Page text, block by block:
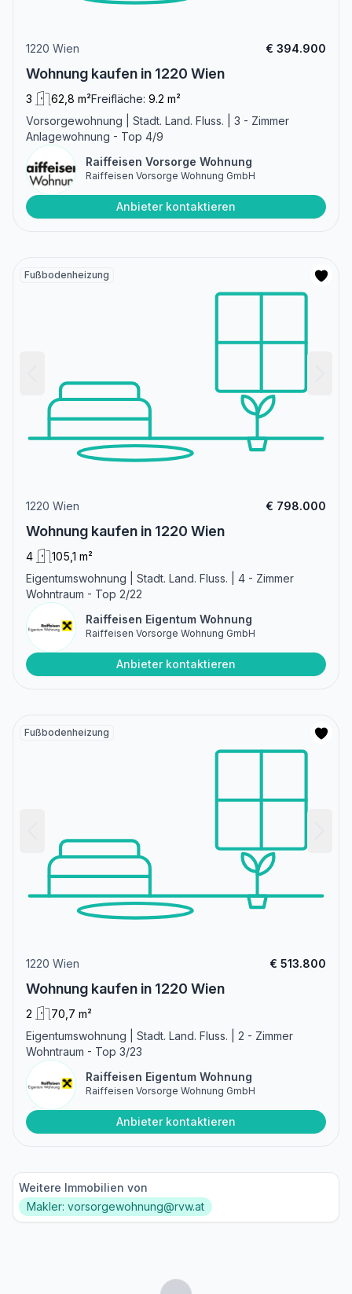
1220 Wien € 394.900
Wohnung kaufen in 1220 Wien
3 62,8 m²Freifläche: 9.2 m²
Vorsorgewohnung | Stadt. Land. Fluss. | 3 - Zimmer
Anlagewohnung - Top 4/9
Raiffeisen Vorsorge Wohnung
Raiffeisen Vorsorge Wohnung GmbH
Anbieter kontaktieren
Fußbodenheizung
1220 Wien € 798.000
Wohnung kaufen in 1220 Wien
4
105,1 m²
Eigentumswohnung | Stadt. Land. Fluss. | 4 - Zimmer
Wohntraum - Top 2/22
Raiffeisen Eigentum Wohnung
Raiffeisen Vorsorge Wohnung GmbH
Anbieter kontaktieren
Fußbodenheizung
1220 Wien € 513.800
Wohnung kaufen in 1220 Wien
2
70,7 m²
Eigentumswohnung | Stadt. Land. Fluss. | 2 - Zimmer
Wohntraum - Top 3/23
Raiffeisen Eigentum Wohnung
Raiffeisen Vorsorge Wohnung GmbH
Anbieter kontaktieren
Weitere Immobilien von
Makler: vorsorgewohnung@rvw.at